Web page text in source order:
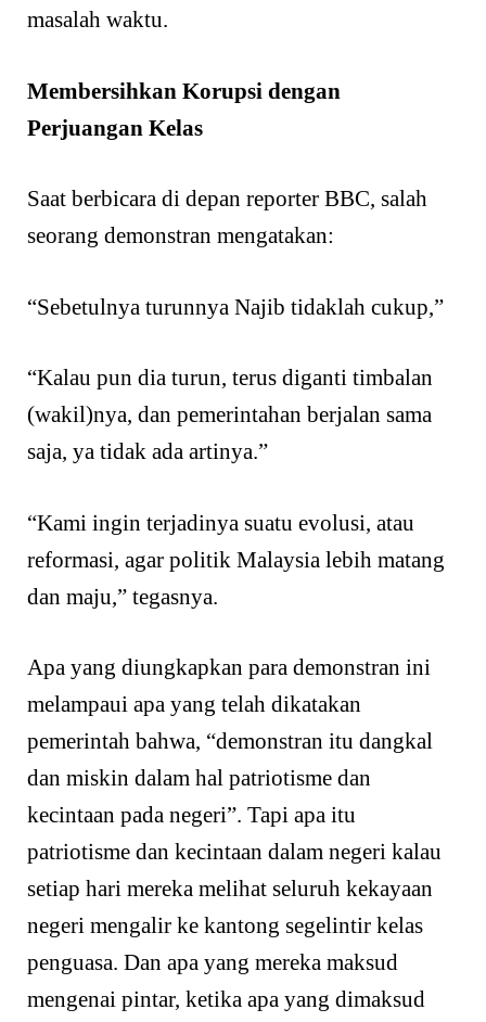
masalah waktu.
Membersihkan Korupsi dengan
Perjuangan Kelas
Saat berbicara di depan reporter BBC, salah
seorang demonstran mengatakan:
“Sebetulnya turunnya Najib tidaklah cukup,”
“Kalau pun dia turun, terus diganti timbalan
(wakil)nya, dan pemerintahan berjalan sama
saja, ya tidak ada artinya.”
“Kami ingin terjadinya suatu evolusi, atau
reformasi, agar politik Malaysia lebih matang
dan maju,” tegasnya.
Apa yang diungkapkan para demonstran ini
melampaui apa yang telah dikatakan
pemerintah bahwa, “demonstran itu dangkal
dan miskin dalam hal patriotisme dan
kecintaan pada negeri”. Tapi apa itu
patriotisme dan kecintaan dalam negeri kalau
setiap hari mereka melihat seluruh kekayaan
negeri mengalir ke kantong segelintir kelas
penguasa. Dan apa yang mereka maksud
mengenai pintar, ketika apa yang dimaksud